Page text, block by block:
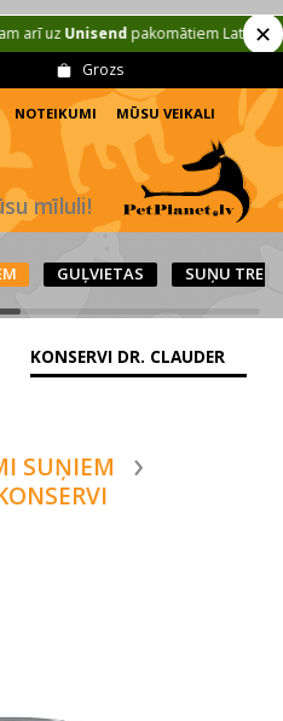
uzUnisendpakomātiem Latvijā ✕
Grozs
NOTEIKUMI
MŪSU VEIKALI
mīluli!
GUĻVIETAS SUŅU
KONSERVI DR. CLAUDER
SUŅIEM